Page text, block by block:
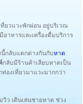
ที่ยวแวะพักผ่อน อยู่บริเวณ
อาหารและเครื่องดื่มบริการ
นี้กลับแตกต่างกันกับหาด
กลับมีร้านค้าเลียบหาดเป็น
องเที่ยวมาแวะมากกว่า
ว เดินเล่นชายหาด ช่วง